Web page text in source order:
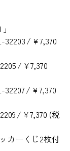
32203 / ¥7,370
/ ¥7,370
32207 / ¥7,370
/ ¥7,370 (税
カーくじ2枚付